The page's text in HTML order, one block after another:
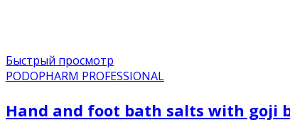
Быстрый просмотр
PODOPHARM PROFESSIONAL
Hand and foot bath salts with goji